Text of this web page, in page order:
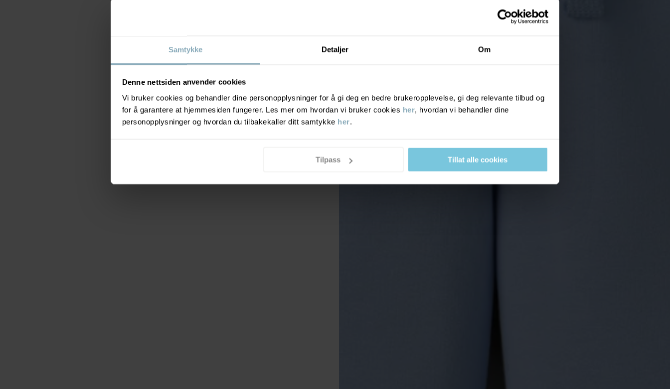
Samtykke Detaljer Om
Denne nettsiden anvender cookies
Vi bruker cookies og behandler dine personopplysninger for å gi deg en bedre brukeropplevelse, gi deg relevante tilbud og
for å garantere at hjemmesiden fungerer. Les mer om hvordan vi bruker cookies her, hvordan vi behandler dine
personopplysninger og hvordan du tilbakekaller ditt samtykke her.
Tilpass Tillat alle cookies